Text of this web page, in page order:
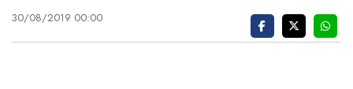
30/08/2019 00:00